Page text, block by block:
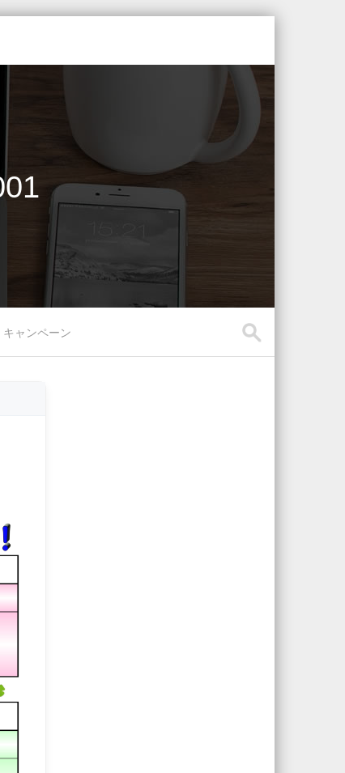
キャンペーン